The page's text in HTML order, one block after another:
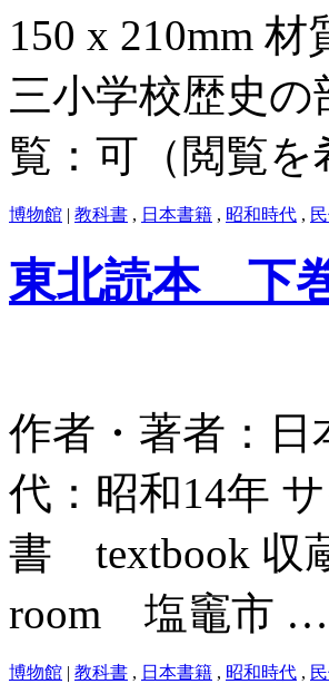
150 x 210mm
三小学校歴史
覧：可（閲覧
博物館 | 教科書 , 日本書籍 , 昭和時代 ,
東北読本 下
作者・著者：日
代：昭和14年
書 textbook 収
room 塩竈市 …
博物館 教科書 , 日本書籍 , 昭和時代 ,